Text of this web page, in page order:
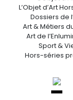
L’Objet d’Art
Dossiers de
Art & Métiers
Art de
Sport &
Hors-séries